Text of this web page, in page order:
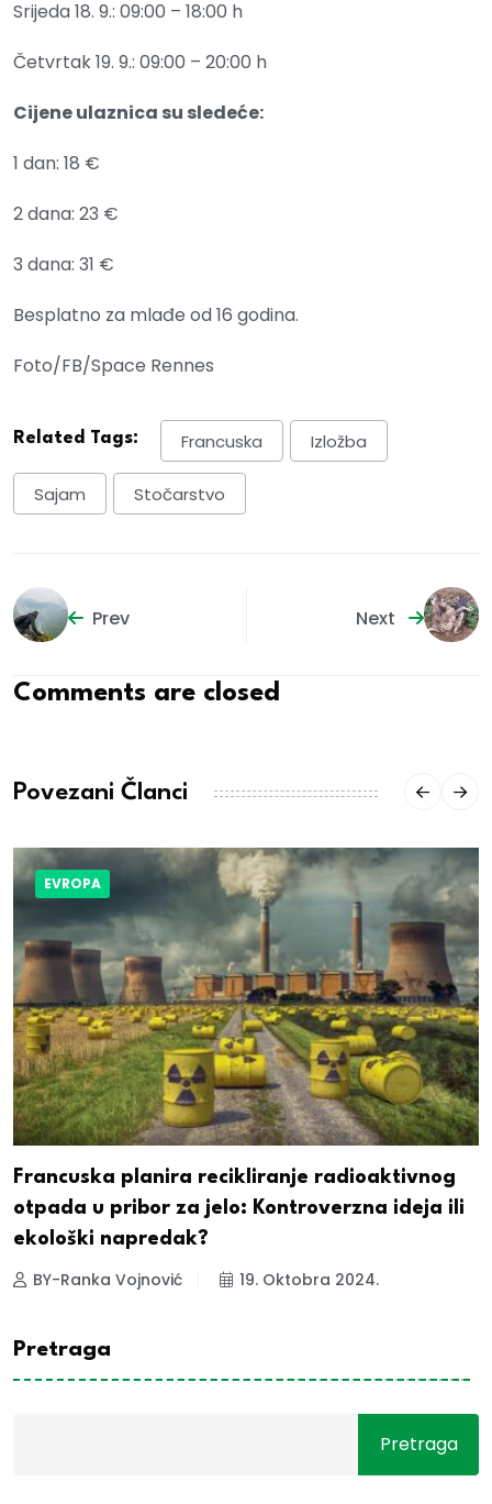
Srijeda 18. 9.: 09:00 – 18:00 h
Četvrtak 19. 9.: 09:00 – 20:00 h
Cijene ulaznica su sledeće:
1 dan: 18 €
2 dana: 23 €
3 dana: 31 €
Besplatno za mlađe od 16 godina.
Foto/FB/Space Rennes
Related Tags: Francuska Izložba
Sajam Stočarstvo
Prev Next
Comments are closed
Povezani Članci
EVROPA
Francuska planira recikliranje radioaktivnog
otpada u pribor za jelo: Kontroverzna ideja ili
ekološki napredak?
BY-Ranka Vojnović 19. Oktobra 2024.
Pretraga
Pretraga